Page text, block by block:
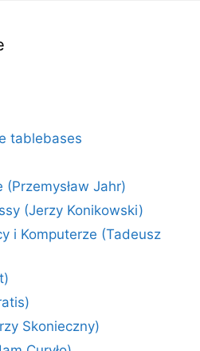
tablebases
Jahr)
(Jerzy Konikowski)
i Komputerze (Tadeusz
Skonieczny)